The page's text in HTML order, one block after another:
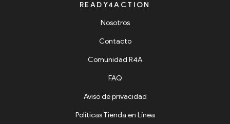
READY4ACTION
Nosotros
Contacto
Comunidad R4A
FAQ
Aviso de privacidad
Políticas Tienda en Línea